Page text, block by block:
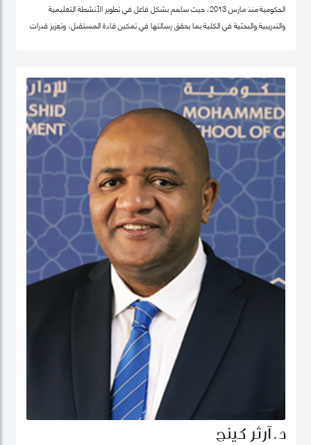
الحكومية منذ مارس 2013، حيث ساهم بشكل فاعل في تطوير الأنشطة التعليمية
والتدريبية والبحثية في الكلية بما يحقق رسالتها في تمكين قادة المستقبل، وتعزيز قدرات
د. آرثر كينج